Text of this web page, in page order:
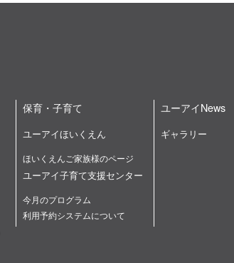
保育・子育て
ユーアイほいくえん
ほいくえんご家族様のページ
ユーアイ子育て支援センター
今月のプログラム
利用予約システムについて
ユーアイNews
ギャラリー